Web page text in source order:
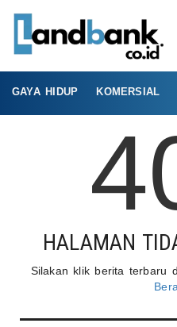
GAYA HIDUP KOMERSIAL
HALAMAN
Silakan klik berita terbaru